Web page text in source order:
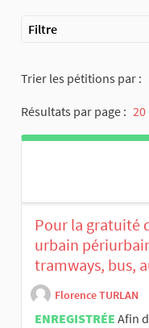
Filtre
Trier les pétitions par :
Résultats par page : 20
Pour la gratuité
urbain
tramways, bus,
Florence TURLAN
ENREGISTRÉE Afin